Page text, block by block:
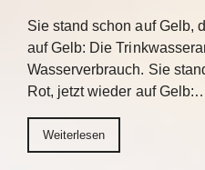
Sie stand schon auf Gelb,
auf Gelb: Die
Wasserverbrauch. Sie
Rot, jetzt wieder auf
Weiterlesen